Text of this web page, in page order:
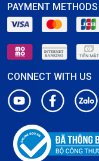
PAYMENT METHODS
CONNECT WITH US